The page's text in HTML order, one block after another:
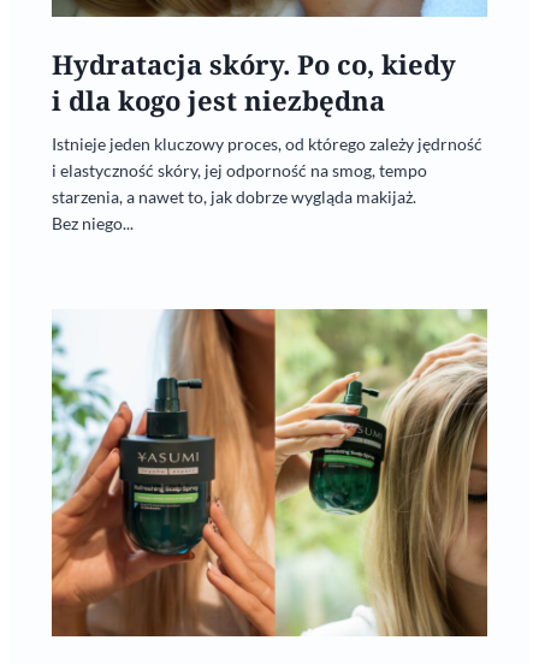
Hydratacja skóry. Po co, kiedy
i dla kogo jest niezbędna
Istnieje jeden kluczowy proces, od którego zależy jędrność
i elastyczność skóry, jej odporność na smog, tempo
starzenia, a nawet to, jak dobrze wygląda makijaż.
Bez niego...